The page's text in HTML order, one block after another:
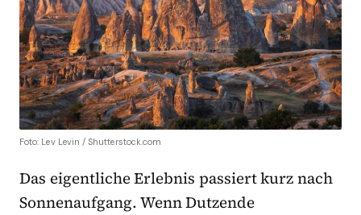
Foto: Lev Levin / Shutterstock.com
Das eigentliche Erlebnis passiert kurz nach
Sonnenaufgang. Wenn Dutzende